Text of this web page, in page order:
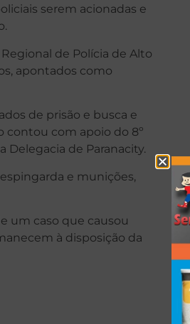
serem acionadas e
de Polícia de Alto
apontados como
de prisão e busca e
contou com apoio do 8º
Delegacia de Paranacity.
e munições,
um caso que causou
à disposição da